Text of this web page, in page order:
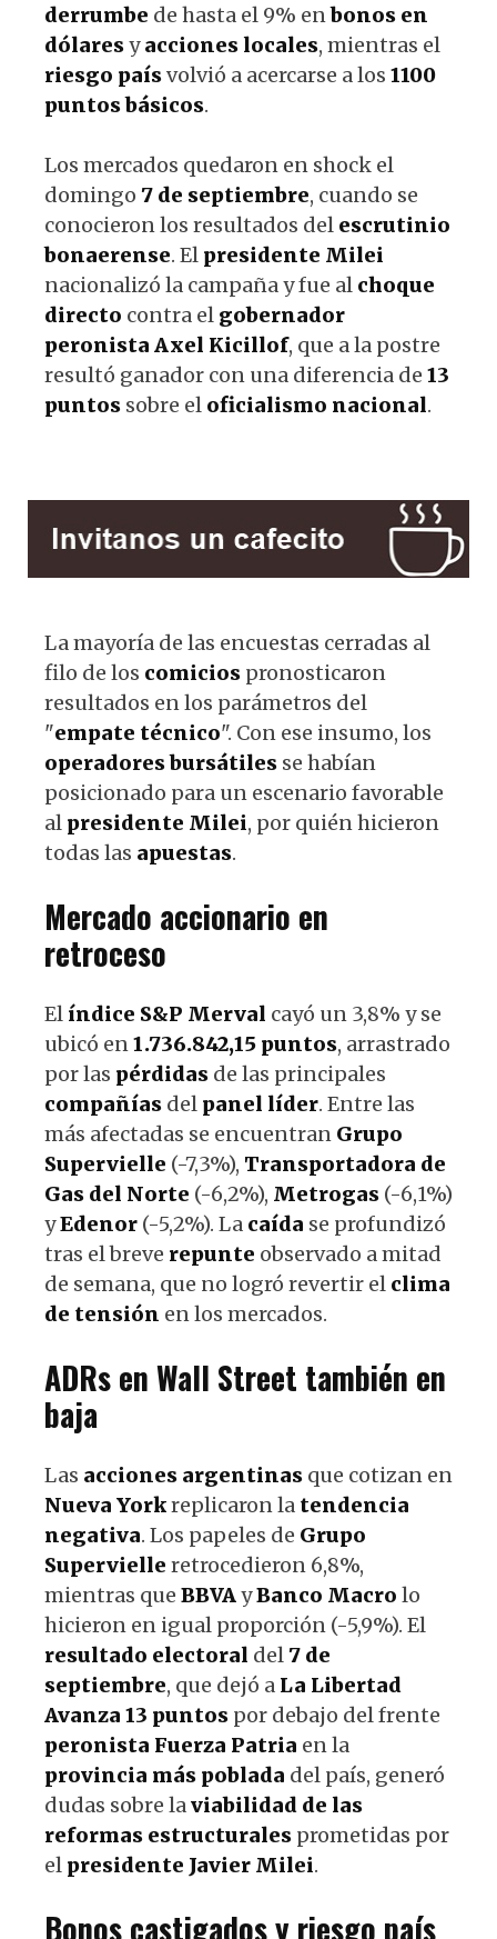
derrumbe de hasta el 9% enbonos en
dólaresyacciones locales, mientras el
riesgo paísvolvió a acercarse a los 1100
puntos básicos.
Los mercados quedaron en shock el
domingo 7 de septiembre, cuando se
conocieron los resultados del escrutinio
bonaerense. El presidente Milei
nacionalizó la campaña y fue al choque
directo contra el gobernador
peronista Axel Kicillof, que a la postre
resultó ganador con una diferencia de 13
puntos sobre el oficialismo nacional.
La mayoría de las encuestas cerradas al
filo de los comicios pronosticaron
resultados en los parámetros del
"empate técnico". Con ese insumo, los
operadores bursátiles se habían
posicionado para un escenario favorable
al presidente Milei, por quién hicieron
todas las apuestas.
Mercado accionario en
retroceso
El índice S&P Merval cayó un 3,8% y se
ubicó en1.736.842,15 puntos, arrastrado
por las pérdidas de las principales
compañías del panel líder. Entre las
más afectadas se encuentran Grupo
Supervielle (-7,3%), Transportadora de
Gas del Norte (-6,2%), Metrogas (-6,1%)
yEdenor (-5,2%). La caída se profundizó
tras el breve repunte observado a mitad
de semana, que no logró revertir el clima
de tensión en los mercados.
ADRs en Wall Street también en
baja
Las acciones argentinas que cotizan en
Nueva Yorkreplicaron la tendencia
negativa. Los papeles de Grupo
Supervielle retrocedieron 6,8%,
mientras que BBVAyBanco Macro lo
hicieron en igual proporción (-5,9%). El
resultado electoral del7 de
septiembre, que dejó a La Libertad
Avanza 13 puntos por debajo del frente
peronista Fuerza Patria en la
provincia más poblada del país, generó
dudas sobre laviabilidad de las
reformas estructurales prometidas por
el presidente Javier Milei.
Bonos castigados y riesgo país